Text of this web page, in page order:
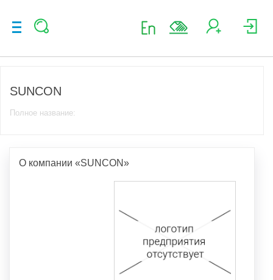
SUNCON
Полное название:
О компании «SUNCON»